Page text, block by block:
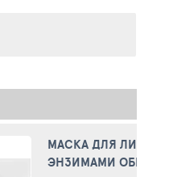
МАСКА ДЛЯ ЛИЦА
ЭНЗИМАМИ